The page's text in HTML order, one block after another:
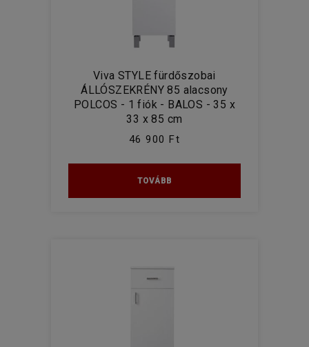
Viva STYLE fürdőszobai
ÁLLÓSZEKRÉNY 85 alacsony
POLCOS - 1 fiók - BALOS - 35 x
33 x 85 cm
46 900 Ft
TOVÁBB